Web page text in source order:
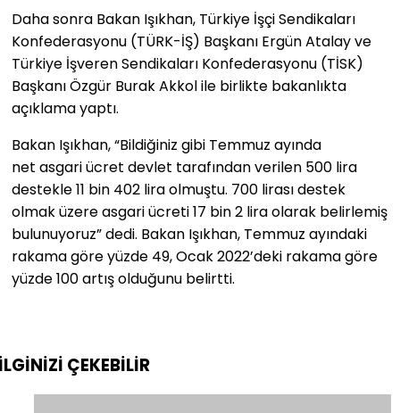
Daha sonra Bakan Işıkhan, Türkiye İşçi Sendikaları
Konfederasyonu (TÜRK-İŞ) Başkanı Ergün Atalay ve
Türkiye İşveren Sendikaları Konfederasyonu (TİSK)
Başkanı Özgür Burak Akkol ile birlikte bakanlıkta
açıklama yaptı.
Bakan Işıkhan, “Bildiğiniz gibi Temmuz ayında
net asgari ücret devlet tarafından verilen 500 lira
destekle 11 bin 402 lira olmuştu. 700 lirası destek
olmak üzere asgari ücreti 17 bin 2 lira olarak belirlemiş
bulunuyoruz” dedi. Bakan Işıkhan, Temmuz ayındaki
rakama göre yüzde 49, Ocak 2022’deki rakama göre
yüzde 100 artış olduğunu belirtti.
ÇEKEBİLİR